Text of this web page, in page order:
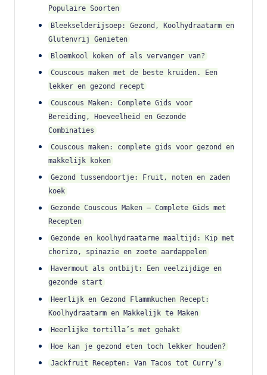
Populaire Soorten
Bleekselderijsoep: Gezond, Koolhydraatarm en
Glutenvrij Genieten
Bloemkool koken of als vervanger van?
Couscous maken met de beste kruiden. Een
lekker en gezond recept
Couscous Maken: Complete Gids voor
Bereiding, Hoeveelheid en Gezonde
Combinaties
Couscous maken: complete gids voor gezond en
makkelijk koken
Gezond tussendoortje: Fruit, noten en zaden
koek
Gezonde Couscous Maken – Complete Gids met
Recepten
Gezonde en koolhydraatarme maaltijd: Kip met
chorizo, spinazie en zoete aardappelen
Havermout als ontbijt: Een veelzijdige en
gezonde start
Heerlijk en Gezond Flammkuchen Recept:
Koolhydraatarm en Makkelijk te Maken
Heerlijke tortilla’s met gehakt
Hoe kan je gezond eten toch lekker houden?
Jackfruit Recepten: Van Tacos tot Curry’s